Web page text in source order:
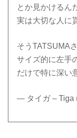
とか見かけるん
実は大切な人に
そうTATSUMA
サイズ的に左手
だけで特に深い
— タイガ – Tiga